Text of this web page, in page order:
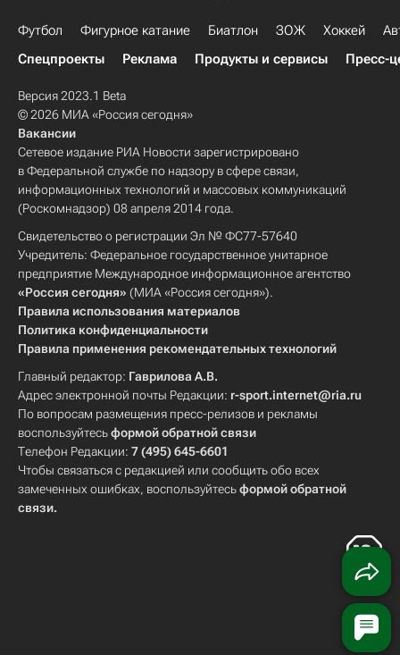
Футбол Фигурное катание Биатлон ЗОЖ Хоккей
Спецпроекты
Реклама Продукты и сервисы Пресс-
Версия 2023.1 Beta
© 2026 МИА «Россия сегодня»
Вакансии
Сетевое издание РИА Новости зарегистрировано
в Федеральной службе по надзору в сфере связи,
информационных технологий и массовых коммуникаций
(Роскомнадзор) 08 апреля 2014 года.
Свидетельство о регистрации Эл № ФС77-57640
Учредитель: Федеральное государственное унитарное
предприятие Международное информационное агентство
«Россия сегодня» (МИА «Россия сегодня»).
Правила использования материалов
Политика конфиденциальности
Правила применения рекомендательных технологий
Главный редактор: Гаврилова А.В.
Адрес электронной почты Редакции: r-sport.internet@ria.ru
По вопросам размещения пресс-релизов и рекламы
воспользуйтесьформой обратной связи
Телефон Редакции: 7 (495) 645-6601
Чтобы связаться с редакцией или сообщить обо всех
замеченных ошибках, воспользуйтесьформой обратной
связи.